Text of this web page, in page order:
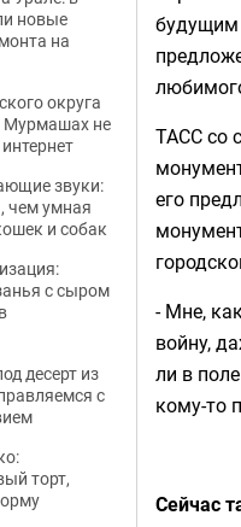
будущим
ТАСС со
его
- Мне,
войну,
ли в
кому-то
Сейчас
новые
на
округа
Мурмашах не
звуки:
чем умная
и собак
с сыром
десерт из
с
торт,